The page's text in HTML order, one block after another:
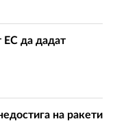
ЕС да дадат
на ракети